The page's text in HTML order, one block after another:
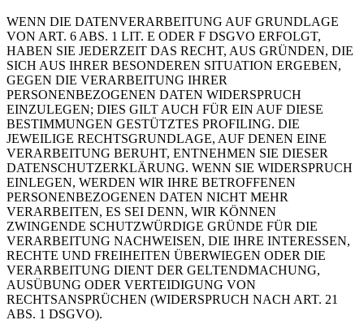
WENN DIE DATENVERARBEITUNG AUF GRUNDLAGE
VON ART. 6 ABS. 1 LIT. E ODER F DSGVO ERFOLGT,
HABEN SIE JEDERZEIT DAS RECHT, AUS GRÜNDEN, DIE
SICH AUS IHRER BESONDEREN SITUATION ERGEBEN,
GEGEN DIE VERARBEITUNG IHRER
PERSONENBEZOGENEN DATEN WIDERSPRUCH
EINZULEGEN; DIES GILT AUCH FÜR EIN AUF DIESE
BESTIMMUNGEN GESTÜTZTES PROFILING. DIE
JEWEILIGE RECHTSGRUNDLAGE, AUF DENEN EINE
VERARBEITUNG BERUHT, ENTNEHMEN SIE DIESER
DATENSCHUTZERKLÄRUNG. WENN SIE WIDERSPRUCH
EINLEGEN, WERDEN WIR IHRE BETROFFENEN
PERSONENBEZOGENEN DATEN NICHT MEHR
VERARBEITEN, ES SEI DENN, WIR KÖNNEN
ZWINGENDE SCHUTZWÜRDIGE GRÜNDE FÜR DIE
VERARBEITUNG NACHWEISEN, DIE IHRE INTERESSEN,
RECHTE UND FREIHEITEN ÜBERWIEGEN ODER DIE
VERARBEITUNG DIENT DER GELTENDMACHUNG,
AUSÜBUNG ODER VERTEIDIGUNG VON
RECHTSANSPRÜCHEN (WIDERSPRUCH NACH ART. 21
ABS. 1 DSGVO).